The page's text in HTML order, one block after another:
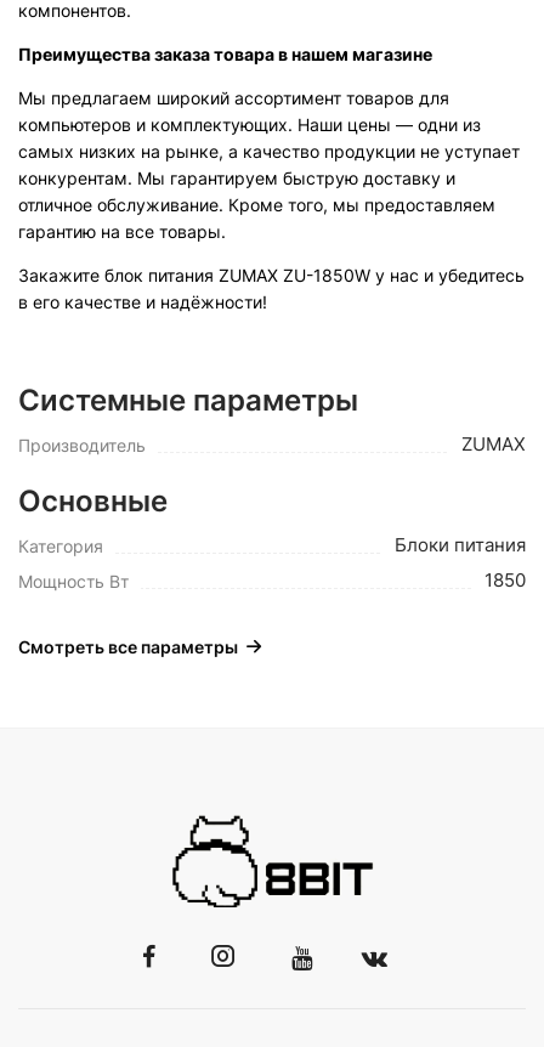
компонентов.
Преимущества заказа товара в нашем магазине
Мы предлагаем широкий ассортимент товаров для
компьютеров и комплектующих. Наши цены — одни из
самых низких на рынке, а качество продукции не уступает
конкурентам. Мы гарантируем быструю доставку и
отличное обслуживание. Кроме того, мы предоставляем
гарантию на все товары.
Закажите блок питания ZUMAX ZU-1850W у нас и убедитесь
в его качестве и надёжности!
Системные параметры
Производитель ZUMAX
Основные
Категория Блоки питания
Мощность Вт 1850
Смотреть все параметры